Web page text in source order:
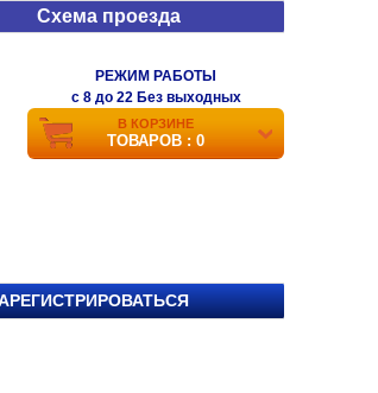
Схема проезда
РЕЖИМ РАБОТЫ
c 8 до 22 Без выходных
В КОРЗИНЕ
ТОВАРОВ : 0